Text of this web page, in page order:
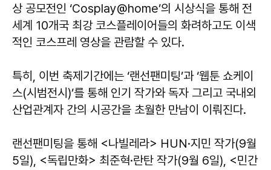
상 공모전인 ‘Cosplay@home’의 시상식을 통해 전
세계 10개국 최강 코스플레이어들의 화려하고도 이색
적인 코스프레 영상을 관람할 수 있다.
특히, 이번 축제기간에는 ‘랜선팬미팅’과 ‘웹툰 쇼케이
스(시범전시)’를 통해 인기 작가와 독자 그리고 국내외
산업관계자 간의 시공간을 초월한 만남이 이뤄진다.
랜선팬미팅을 통해 <나빌레라> HUN·지민 작가(9월
5일), <독립만화> 최준혁·란탄 작가(9월 6일), <민간